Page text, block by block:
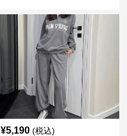
¥5,190 (税込)